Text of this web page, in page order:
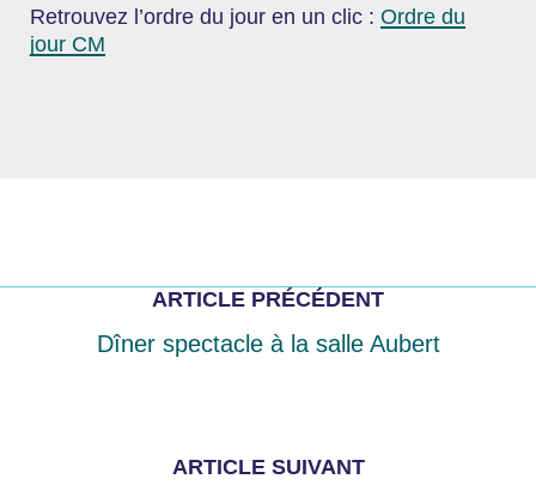
Retrouvez l’ordre du jour en un clic : Ordre du
jour CM
ARTICLE PRÉCÉDENT
Dîner spectacle à la salle Aubert
ARTICLE SUIVANT